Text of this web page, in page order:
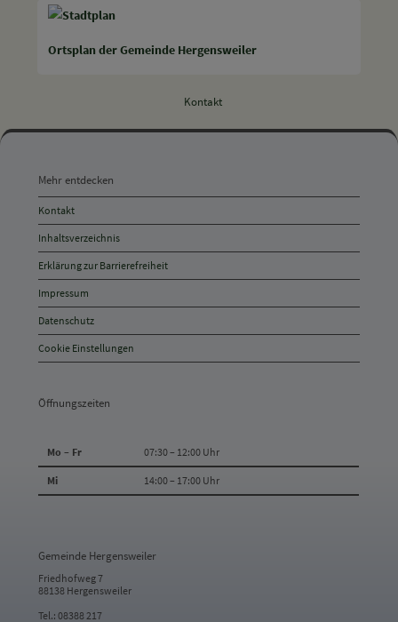
Ortsplan der Gemeinde Hergensweiler
Kontakt
entdecken,
Öffnungszeiten
und
Anschrift
und
Kontakt
Mehr entdecken
Kontakt
Inhaltsverzeichnis
Erklärung zur Barrierefreiheit
Impressum
Datenschutz
Cookie Einstellungen
Öffnungszeiten
Mo – Fr 07:30 – 12:00 Uhr
Mi 14:00 – 17:00 Uhr
Gemeinde Hergensweiler
Friedhofweg 7
88138 Hergensweiler
Tel.: 08388 217